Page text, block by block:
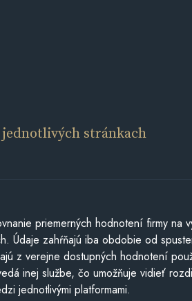
jednotlivých stránkach
priemerných hodnotení firmy na
Údaje zahŕňajú iba obdobie od
z verejne dostupných hodnotení
inej službe, čo umožňuje vidieť
jednotlivými platformami.